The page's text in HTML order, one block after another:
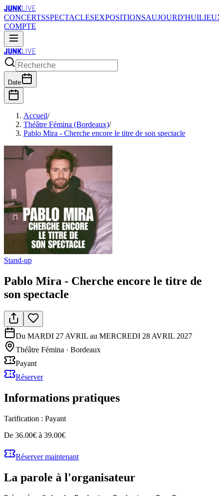
JUNKLIVE
CONCERTSSPECTACLESEXPOSITIONSAUJOURD'HUI
COMPTE
JUNKLIVE
Date
Accueil/
Théâtre Fémina (Bordeaux)/
Pablo Mira - Cherche encore le titre de son spectacle
Stand-up
Pablo Mira - Cherche encore le titre de
son spectacle
Du MARDI 27 AVRIL au MERCREDI 28 AVRIL 2027
Théâtre Fémina · Bordeaux
Payant
Réserver
Informations pratiques
Tarification : Payant
De 36.00€ à 39.00€
Réserver maintenant
La parole à l'organisateur